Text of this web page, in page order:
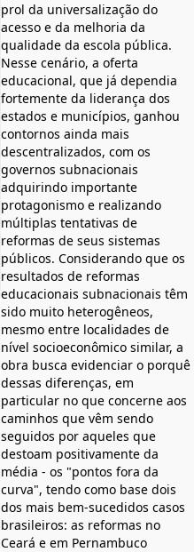
prol da universalização do
acesso e da melhoria da
qualidade da escola pública.
Nesse cenário, a oferta
educacional, que já dependia
fortemente da liderança dos
estados e municípios, ganhou
contornos ainda mais
descentralizados, com os
governos subnacionais
adquirindo importante
protagonismo e realizando
múltiplas tentativas de
reformas de seus sistemas
públicos. Considerando que os
resultados de reformas
educacionais subnacionais têm
sido muito heterogêneos,
mesmo entre localidades de
nível socioeconômico similar, a
obra busca evidenciar o porquê
dessas diferenças, em
particular no que concerne aos
caminhos que vêm sendo
seguidos por aqueles que
destoam positivamente da
média - os "pontos fora da
curva", tendo como base dois
dos mais bem-sucedidos casos
brasileiros: as reformas no
Ceará e em Pernambuco